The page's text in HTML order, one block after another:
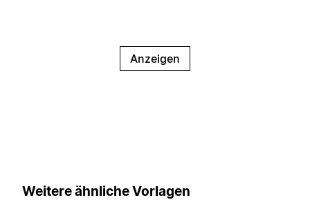
Anzeigen
Weitere ähnliche Vorlagen